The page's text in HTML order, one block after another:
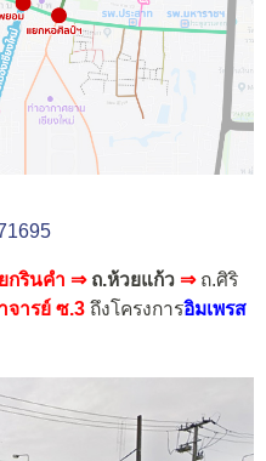
กรินคำ ⇒ ถ.ห้วยแก้ว ⇒ ถ.ศิริ
จารย์ ซ.3 ถึงโครงการอิมเพรส